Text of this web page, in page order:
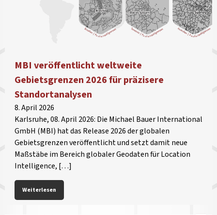
MBI veröffentlicht weltweite
Gebietsgrenzen 2026 für präzisere
Standortanalysen
8. April 2026
Karlsruhe, 08. April 2026: Die Michael Bauer International
GmbH (MBI) hat das Release 2026 der globalen
Gebietsgrenzen veröffentlicht und setzt damit neue
Maßstäbe im Bereich globaler Geodaten für Location
Intelligence, […]
Weiterlesen